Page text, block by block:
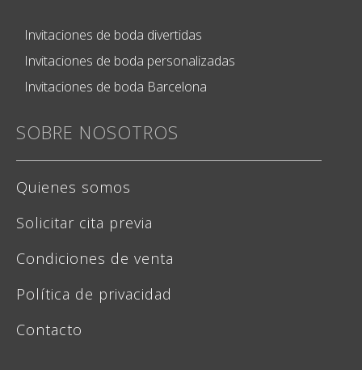
Invitaciones de boda divertidas
Invitaciones de boda personalizadas
Invitaciones de boda Barcelona
SOBRE NOSOTROS
Quienes somos
Solicitar cita previa
Condiciones de venta
Política de privacidad
Contacto